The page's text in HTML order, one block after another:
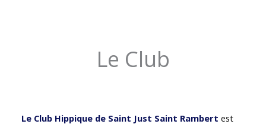
Le Club
Le Club Hippique de Saint Just Saint Rambert est